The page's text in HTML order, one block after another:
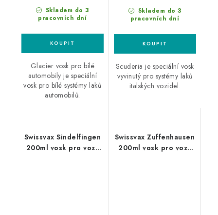
Skladem do 3
pracovních dní
Glacier vosk pro bílé
automobily je speciální
vosk pro bílé systémy laků
automobilů.
Skladem do 3
pracovních dní
Scuderia je speciální vosk
vyvinutý pro systémy laků
italských vozidel.
Swissvax Sindelfingen
200ml vosk pro vozy
Swissvax Zuffenhausen
200ml vosk pro vozy